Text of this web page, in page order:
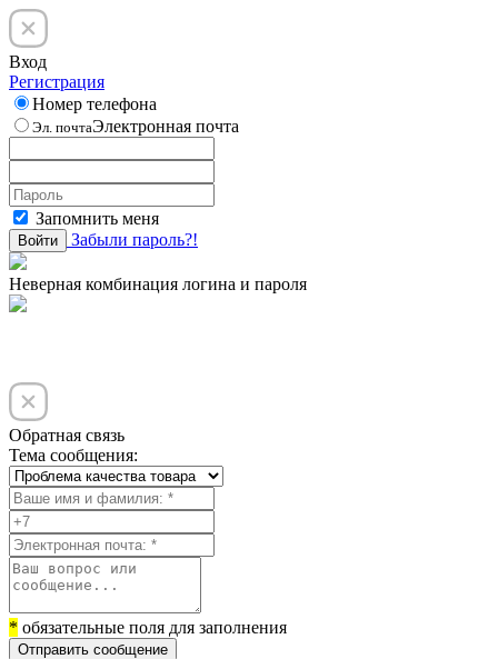
Вход
Регистрация
Номер телефона
Эл. почтаЭлектронная почта
Запомнить меня
Войти Забыли пароль?!
Неверная комбинация логина и пароля
Обратная связь
Тема сообщения:
* обязательные поля для заполнения
Отправить сообщение